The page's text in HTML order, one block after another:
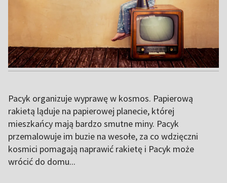
Pacyk organizuje wyprawę w kosmos. Papierową
rakietą ląduje na papierowej planecie, której
mieszkańcy mają bardzo smutne miny. Pacyk
przemalowuje im buzie na wesołe, za co wdzięczni
kosmici pomagają naprawić rakietę i Pacyk może
wrócić do domu...